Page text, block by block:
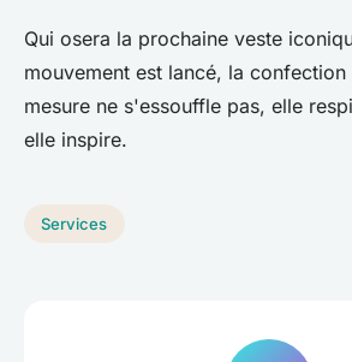
Qui osera la prochaine veste
mouvement est lancé, la
mesure ne s'essouffle pas, elle
elle inspire.
Services